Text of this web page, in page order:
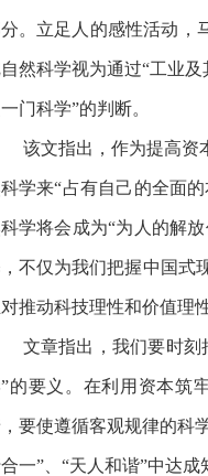
。立足人的感性活动，
然科学视为通过“工业
门科学”的判断。
该文指出，作为提高资
学来“占有自己的全面
学将会成为“为人的解
不仅为我们把握中国式
对推动科技理性和价值理
文章指出，我们要时刻
的要义。在利用资本筑
要使遵循客观规律的科
一”、“天人和谐”中达